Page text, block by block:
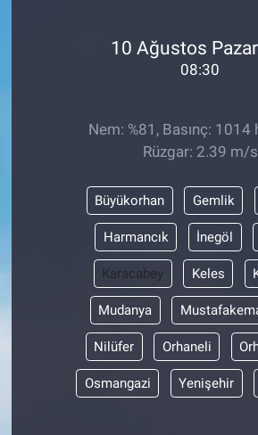
10 Ağustos
08:30
Nem: %81, Basınç: 1014
Rüzgar: 2.39 m/s
Büyükorhan Gemlik
Harmancık İnegöl
Karacabey Keles
Mudanya
Nilüfer Orhaneli
Osmangazi Yenişehir